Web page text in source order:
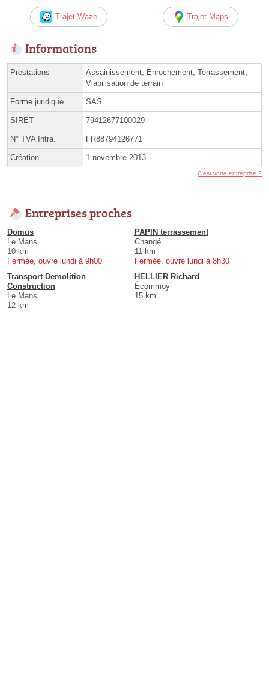
Trajet Waze Trajet Maps
Informations
Prestations
Assainissement, Enrochement, Terrassement,
Viabilisation de terrain
Forme juridique SAS
SIRET 79412677100029
N° TVA Intra. FR88794126771
Création 1 novembre 2013
C'est votre entreprise ?
Entreprises proches
Domus
Le Mans
10 km
Fermée, ouvre lundi à 9h00
PAPIN terrassement
Changé
11 km
Fermée, ouvre lundi à 8h30
Transport Demolition
Construction
Le Mans
12 km
HELLIER Richard
Écommoy
15 km